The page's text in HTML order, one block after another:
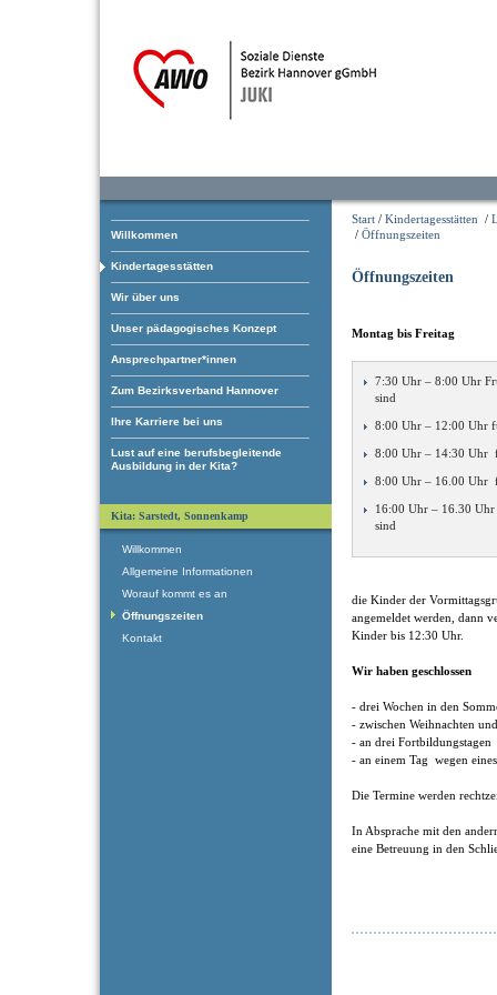
Willkommen
Kindertagesstätten
Wir über uns
Unser pädagogisches Konzept
Ansprechpartner*innen
Zum Bezirksverband Hannover
Ihre Karriere bei uns
Lust auf eine berufsbegleitende
Ausbildung in der Kita?
Start / Kindertagesstätten /
/ Öffnungszeiten
Öffnungszeiten
Montag bis Freitag
7:30 Uhr – 8:00 Uhr
sind
8:00 Uhr – 12:00 Uhr
8:00 Uhr – 14:30 Uhr
8:00 Uhr – 16.00 Uhr
16:00 Uhr – 16.30
sind
die Kinder der
angemeldet werden, dann
Kinder bis 12:30 Uhr.
Wir haben geschlossen
- drei Wochen in den
- zwischen Weihnachten
- an drei Fortbildungstagen
- an einem Tag wegen
Die Termine werden
In Absprache mit den
eine Betreuung in den
Kita: Sarstedt, Sonnenkamp
Willkommen
Allgemeine Informationen
Worauf kommt es an
Öffnungszeiten
Kontakt